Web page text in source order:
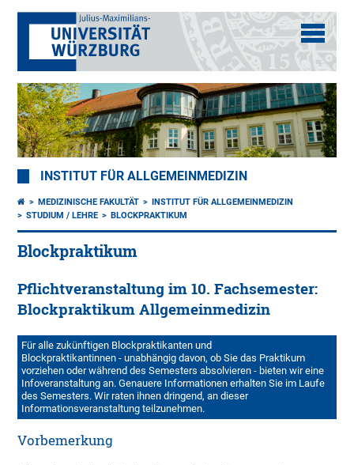
INSTITUT FÜR ALLGEMEINMEDIZIN
MEDIZINISCHE FAKULTÄT
INSTITUT FÜR ALLGEMEINMEDIZIN
STUDIUM / LEHRE
BLOCKPRAKTIKUM
Blockpraktikum
Pflichtveranstaltung im 10. Fachsemester:
Blockpraktikum Allgemeinmedizin
Für alle zukünftigen Blockpraktikanten und
Blockpraktikantinnen - unabhängig davon, ob Sie das Praktikum
vorziehen oder während des Semesters absolvieren - bieten wir eine
Infoveranstaltung an. Genauere Informationen erhalten Sie im Laufe
des Semesters. Wir raten ihnen dringend, an dieser
Informationsveranstaltung teilzunehmen.
Vorbemerkung